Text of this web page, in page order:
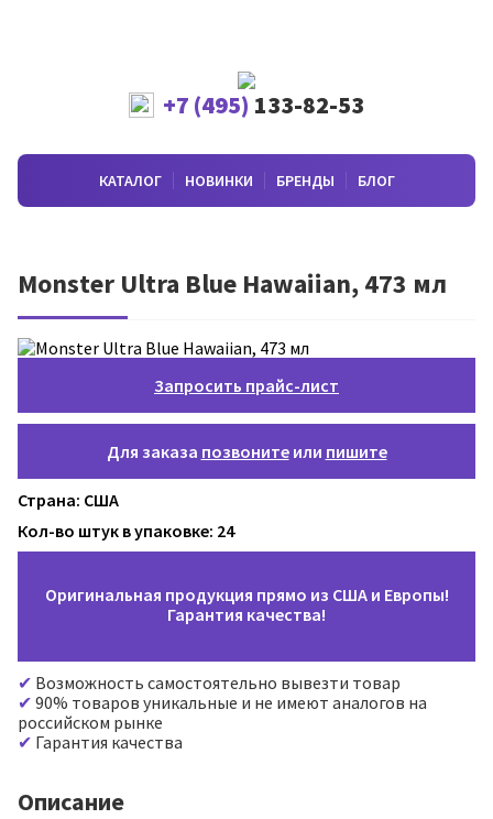
+7 (495) 133-82-53
КАТАЛОГ НОВИНКИ БРЕНДЫ БЛОГ
Monster Ultra Blue Hawaiian, 473 мл
Запросить прайс-лист
Для заказа позвонитеили пишите
Страна: США
Кол-во штук в упаковке: 24
Оригинальная продукция прямо из США и Европы!
Гарантия качества!
Возможность самостоятельно вывезти товар
90% товаров уникальные и не имеют аналогов на
российском рынке
Гарантия качества
Описание